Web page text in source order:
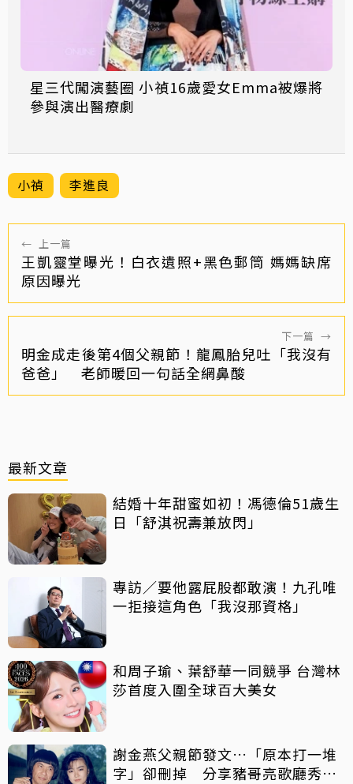
星三代闖演藝圈 小禎16歲愛女Emma被爆將
參與演出醫療劇
小禎 李進良
← 上一篇
王凱靈堂曝光！白衣遺照+黑色郵筒 媽媽缺席
原因曝光
下一篇 →
明金成走後第4個父親節！龍鳳胎兒吐「我沒有
爸爸」 老師暖回一句話全網鼻酸
最新文章
結婚十年甜蜜如初！馮德倫51歲生
日「舒淇祝壽兼放閃」
專訪／要他露屁股都敢演！九孔唯
一拒接這角色「我沒那資格」
和周子瑜、葉舒華一同競爭 台灣林
莎首度入圍全球百大美女
謝金燕父親節發文…「原本打一堆
字」卻刪掉 分享豬哥亮歌廳秀歌